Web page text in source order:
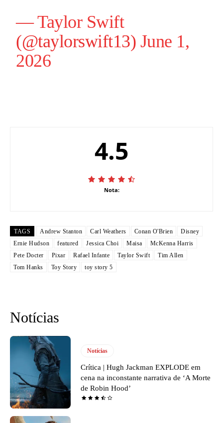
—Taylor Swift
(@taylorswift13) June 1,
2026
4.5
Nota:
TAGS Andrew Stanton Carl Weathers Conan O'Brien
Disney
Ernie Hudson
featured Jessica Choi Maisa
McKenna Harris
Pete Docter
Pixar Rafael Infante Taylor Swift
Tim Allen
Tom Hanks
Toy Story toy story 5
Notícias
Notícias
Crítica | Hugh Jackman EXPLODE em
cena na inconstante narrativa de ‘A Morte
de Robin Hood’